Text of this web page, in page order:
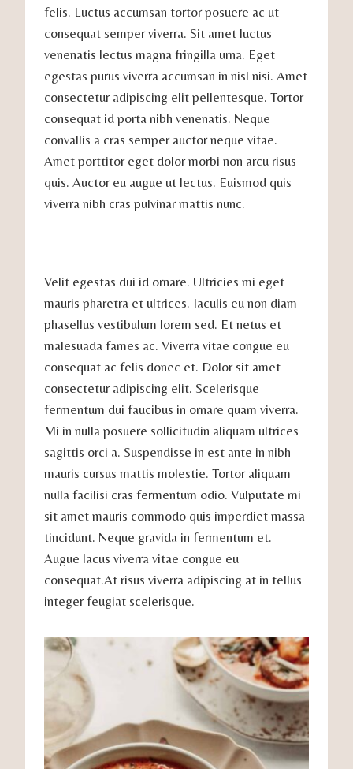
felis. Luctus accumsan tortor posuere ac ut
consequat semper viverra. Sit amet luctus
venenatis lectus magna fringilla urna. Eget
egestas purus viverra accumsan in nisl nisi. Amet
consectetur adipiscing elit pellentesque. Tortor
consequat id porta nibh venenatis. Neque
convallis a cras semper auctor neque vitae.
Amet porttitor eget dolor morbi non arcu risus
quis. Auctor eu augue ut lectus. Euismod quis
viverra nibh cras pulvinar mattis nunc.
Velit egestas dui id ornare. Ultricies mi eget
mauris pharetra et ultrices. Iaculis eu non diam
phasellus vestibulum lorem sed. Et netus et
malesuada fames ac. Viverra vitae congue eu
consequat ac felis donec et. Dolor sit amet
consectetur adipiscing elit. Scelerisque
fermentum dui faucibus in ornare quam viverra.
Mi in nulla posuere sollicitudin aliquam ultrices
sagittis orci a. Suspendisse in est ante in nibh
mauris cursus mattis molestie. Tortor aliquam
nulla facilisi cras fermentum odio. Vulputate mi
sit amet mauris commodo quis imperdiet massa
tincidunt. Neque gravida in fermentum et.
Augue lacus viverra vitae congue eu
consequat.At risus viverra adipiscing at in tellus
integer feugiat scelerisque.